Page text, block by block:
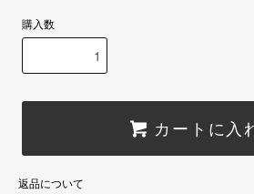
購入数
カートに入
返品について